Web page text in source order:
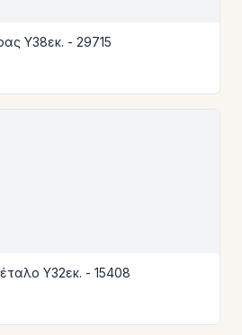
Υ38εκ. - 29715
Υ32εκ. - 15408